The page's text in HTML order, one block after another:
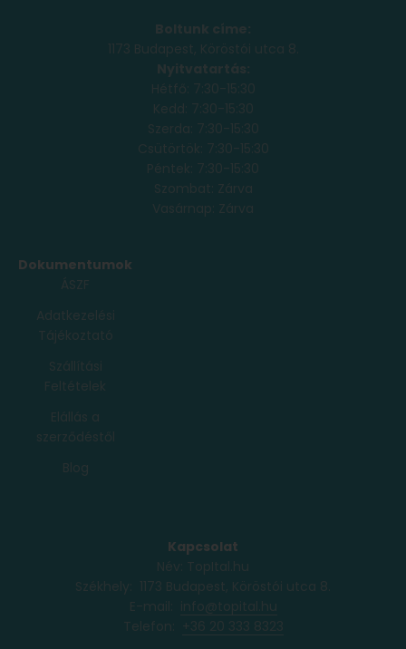
Boltunk címe:
1173 Budapest, Köröstói utca 8.
Nyitvatartás:
Hétfő: 7:30-15:30
Kedd: 7:30-15:30
Szerda: 7:30-15:30
Csütörtök: 7:30-15:30
Péntek: 7:30-15:30
Szombat: Zárva
Vasárnap: Zárva
Dokumentumok
ÁSZF
Adatkezelési
Tájékoztató
Szállítási
Feltételek
Elállás a
szerződéstől
Blog
Kapcsolat
Név: TopItal.hu
Székhely: 1173 Budapest, Köröstói utca 8.
E-mail: info@topital.hu
Telefon: ‭
+36 20 333 8323